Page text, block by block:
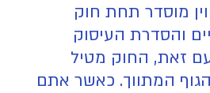
מוסדר תחת חוק
והסדרת העיסוק
עם זאת, החוק מטיל
המתווך. כאשר אתם